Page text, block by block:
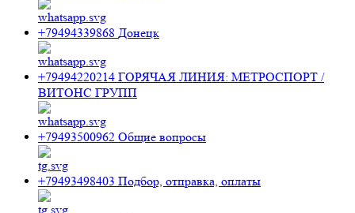
+79494339868 Донецк
+79494220214 ГОРЯЧАЯ ЛИНИЯ: МЕТРОСПОРТ /
ВИТОНС ГРУПП
+79493500962 Общие вопросы
+79493498403 Подбор, отправка, оплаты